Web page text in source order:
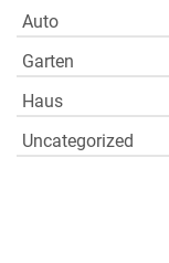
Auto
Garten
Haus
Uncategorized